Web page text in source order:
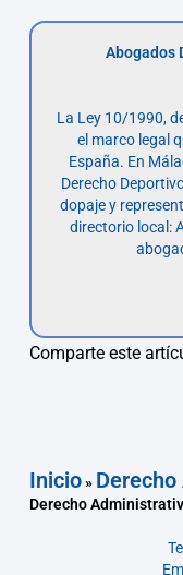
Abogados
La Ley 10/1990,
el marco legal
España. En
Derecho
dopaje y
directorio local:
Comparte este
Inicio»
Derecho